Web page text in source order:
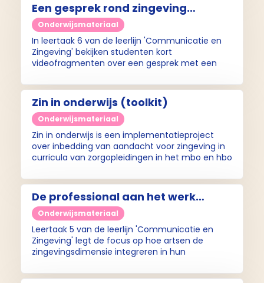
Een gesprek rond zingeving
aangaan en werken met het
Diamantmodel (Taak 6 Leerlijn
Communicatie en Zingeving)
Onderwijsmateriaal
In leertaak 6 van de leerlijn 'Communicatie en
Zingeving' bekijken studenten kort
videofragmenten over een gesprek met een
Zin in onderwijs (toolkit)
Onderwijsmateriaal
Zin in onderwijs is een implementatieproject
over inbedding van aandacht voor zingeving in
curricula van zorgopleidingen in het mbo en hbo
De professional aan het werk
(Taak 5 Leerlijn Communicatie en
Zingeving)
Onderwijsmateriaal
Leertaak 5 van de leerlijn 'Communicatie en
Zingeving' legt de focus op hoe artsen de
zingevingsdimensie integreren in hun